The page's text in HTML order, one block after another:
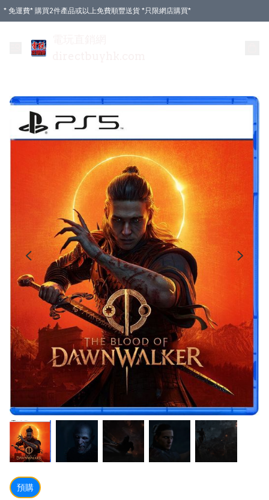
* 免運費* 購買2件產品或以上免費順豐送貨 *只限網店購買*
預購